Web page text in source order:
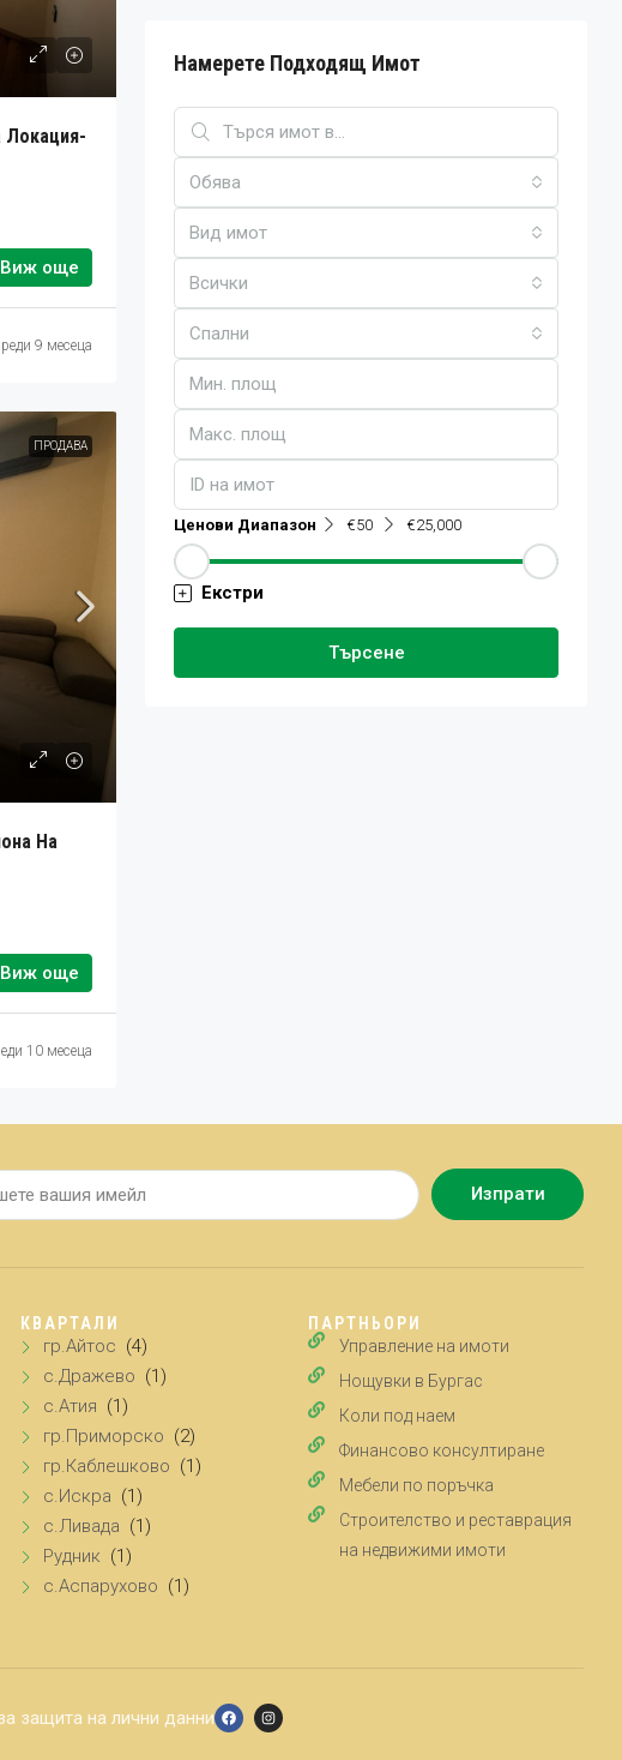
Локация-
Виж още
9 месеца
ПРОДАВА
На
Виж още
10 месеца
Намерете Подходящ Имот
Обява
Вид имот
Всички
Спални
Ценови Диапазон €50 €25,000
Екстри
Търсене
Изпрати
КВАРТАЛИ
гр.Айтос (4)
с.Дражево (1)
с.Атия (1)
гр.Приморско (2)
гр.Каблешково (1)
с.Искра (1)
с.Ливада (1)
Рудник (1)
с.Аспарухово (1)
ПАРТНЬОРИ
Управление на имоти
Нощувки в Бургас
Коли под наем
Финансово консултиране
Мебели по поръчка
Строителство и реставрация
на недвижими имоти
защита на лични данни